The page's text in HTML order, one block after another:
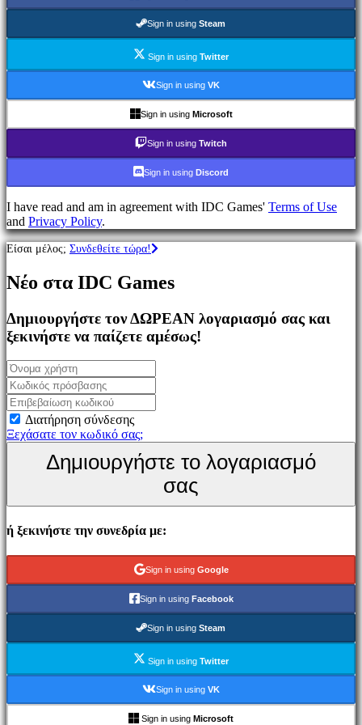
Παιχνίδια
Παιχνίδια
Παιχνίδια
Παιχνίδια
Racing
Casual
Indie
Simulation
games
Puzzle
games
games
Κοινότητα
Παιχνίδι
Εκδηλώσεις
εντός
παιχνιδιού
Νέα
Μέσα
Μαζικής
IDC
IDC
Υποστήριξη
Λογαριασμός
Σύνδεση
Sign in using Steam
Sign in using Twitter
Sign in using VK
Sign in using Microsoft
Sign in using Twitch
Sign in using Discord
I have read and am in agreement with IDC Games' Terms of Use
and Privacy Policy.
Είσαι μέλος; Συνδεθείτε τώρα!
Νέο στα IDC Games
Δημιουργήστε τον ΔΩΡΕΑΝ λογαριασμό σας και
ξεκινήστε να παίζετε αμέσως!
Διατήρηση σύνδεσης
Ξεχάσατε τον κωδικό σας;
Δημιουργήστε το λογαριασμό
σας
ή ξεκινήστε την συνεδρία με:
Sign in using Google
Sign in using Facebook
Sign in using Steam
Sign in using Twitter
Sign in using VK
Sign in using Microsoft